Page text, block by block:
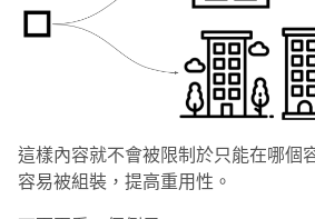
這樣內容就不會被限制於只能在哪個
容易被組裝，提高重用性。